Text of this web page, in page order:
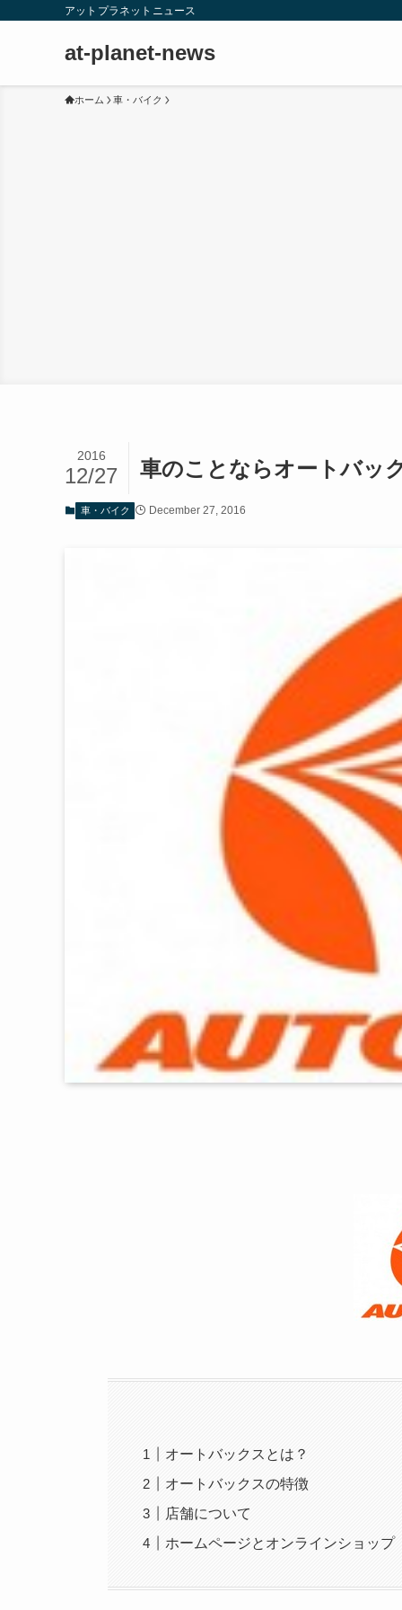
アットプラネットニュース
at-planet-news
ホーム 車・バイク
車のことならオートバッ
2016
12/27
車・バイク December 27, 2016
オートバックスとは？
オートバックスの特徴
店舗について
ホームページとオンラインショップ